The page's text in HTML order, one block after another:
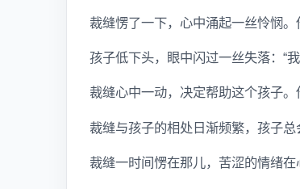
裁缝愣了一下，心中涌起一丝怜悯
孩子低下头，眼中闪过一丝失落：“
裁缝心中一动，决定帮助这个孩子
裁缝与孩子的相处日渐频繁，孩子
裁缝一时间愣在那儿，苦涩的情绪